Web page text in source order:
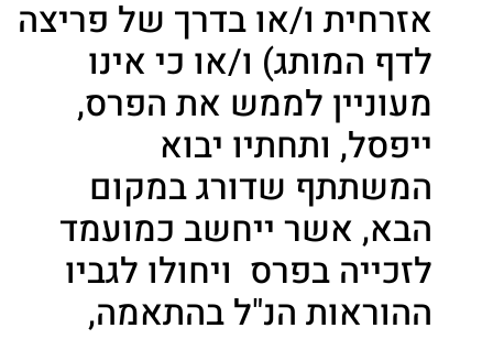
אזרחית ו/או בדרך של פריצה
לדף המותג) ו/או כי אינו
מעוניין לממש את הפרס,
ייפסל, ותחתיו יבוא
המשתתף שדורג במקום
הבא, אשר ייחשב כמועמד
לזכייה בפרס ויחולו לגביו
ההוראות הנ"ל בהתאמה,